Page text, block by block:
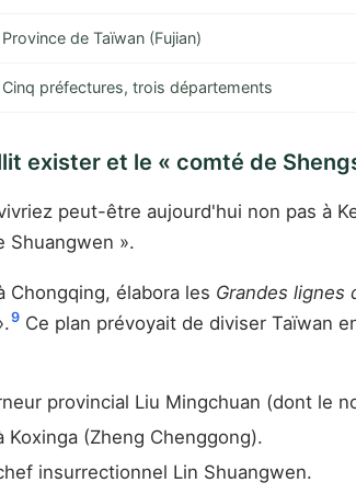
Province de Taïwan (Fujian)
Cinq préfectures, trois départements
exister et le « comté de
peut-être aujourd'hui non pas à
Shuangwen ».
Chongqing, élabora les Grandes lignes
9 Ce plan prévoyait de diviser Taïwan
provincial Liu Mingchuan (dont le
(Zheng Chenggong).
insurrectionnel Lin Shuangwen.